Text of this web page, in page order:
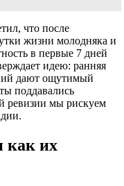
что после
жизни молодняка и
в первые 7 дней
идею: ранняя
дают ощутимый
поддавались
ревизии мы рискуем
как их